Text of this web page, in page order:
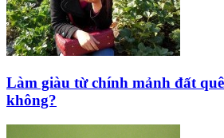
Làm giàu từ chính mảnh đất
không?